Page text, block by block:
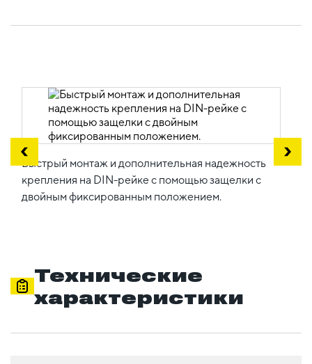
Быстрый монтаж и дополнительная надежность
крепления на DIN-рейке с помощью защелки с
двойным фиксированным положением.
Технические
характеристики